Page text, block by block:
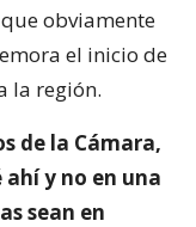
obviamente
el inicio de
la región.
de la Cámara,
ahí y no en una
sean en